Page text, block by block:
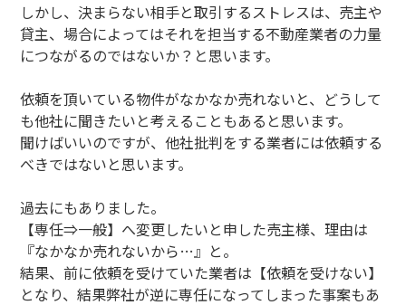
しかし、決まらない相手と取引するストレスは、売主や
貸主、場合によってはそれを担当する不動産業者の力量
につながるのではないか？と思います。
依頼を頂いている物件がなかなか売れないと、どうして
も他社に聞きたいと考えることもあると思います。
聞けばいいのですが、他社批判をする業者には依頼する
べきではないと思います。
過去にもありました。
【専任⇒一般】へ変更したいと申した売主様、理由は
『なかなか売れないから…』と。
結果、前に依頼を受けていた業者は【依頼を受けない】
となり、結果弊社が逆に専任になってしまった事案もあ